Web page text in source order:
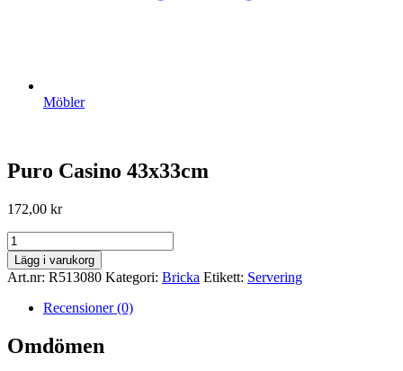
Möbler
Puro Casino 43x33cm
172,00 kr
Puro
Casino
43x33cm
mängd
Lägg i varukorg
Art.nr: R513080 Kategori: Bricka Etikett: Servering
Recensioner (0)
Omdömen